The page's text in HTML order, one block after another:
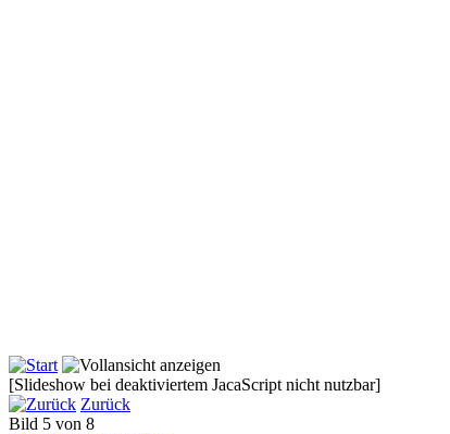
[Slideshow bei deaktiviertem JacaScript nicht nutzbar]
Zurück
Bild 5 von 8